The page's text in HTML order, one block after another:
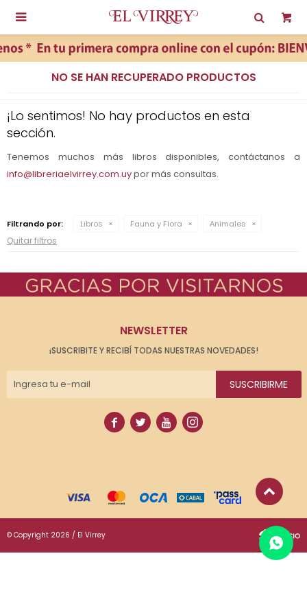

NO SE HAN RECUPERADO PRODUCTOS
¡Lo sentimos! No hay productos en esta
sección.
Tenemos muchos más libros disponibles, contáctanos a
info@libreriaelvirrey.com.uypor más consultas.
Filtrando por: Libros Fauna y Flora Animales
Quitar filtros
NEWSLETTER
¡SUSCRIBITE Y RECIBÍ TODAS NUESTRAS NOVEDADES!
SUSCRIBIRME
   
© Copyright 2026 / El Virrey